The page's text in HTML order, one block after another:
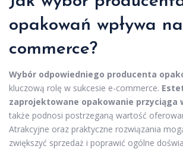
opakowań wpływa
commerce?
Wybór odpowiedniego producenta
kluczową rolę w sukcesie e-commerce.
zaprojektowane opakowanie przyciąga
także podnosi postrzeganą wartość
Atrakcyjne oraz praktyczne rozwiązania
zwiększyć sprzedaż i poprawić ogólne